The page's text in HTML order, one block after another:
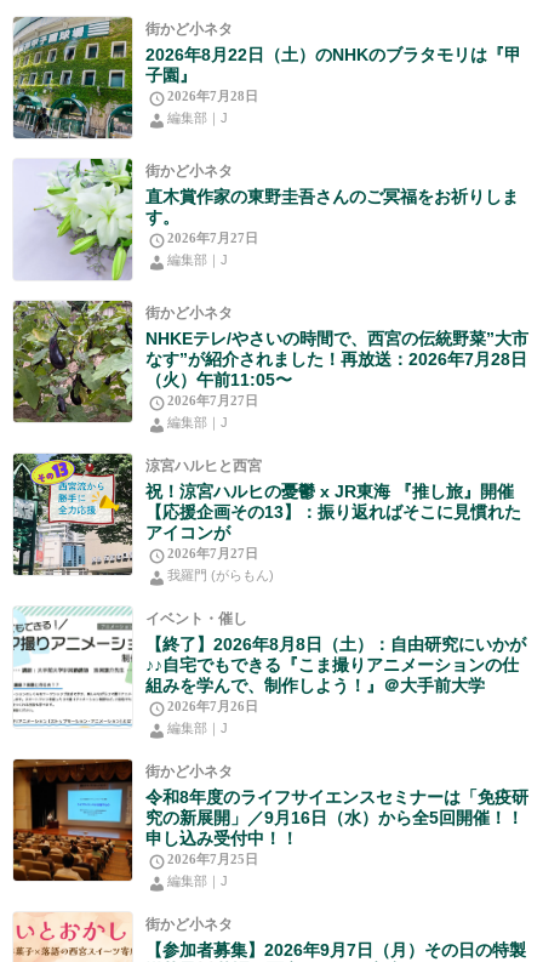
街かど小ネタ
2026年8月22日（土）のNHKのブラタモリは『甲
子園』
2026年7月28日
編集部｜J
街かど小ネタ
直木賞作家の東野圭吾さんのご冥福をお祈りしま
す。
2026年7月27日
編集部｜J
街かど小ネタ
NHKEテレ/やさいの時間で、西宮の伝統野菜”大市
なす”が紹介されました！再放送：2026年7月28日
（火）午前11:05〜
2026年7月27日
編集部｜J
涼宮ハルヒと西宮
祝！涼宮ハルヒの憂鬱 x JR東海 『推し旅』開催
【応援企画その13】：振り返ればそこに見慣れた
アイコンが
2026年7月27日
我羅門 (がらもん)
イベント・催し
【終了】2026年8月8日（土）：自由研究にいかが
♪♪自宅でもできる『こま撮りアニメーションの仕
組みを学んで、制作しよう！』＠大手前大学
2026年7月26日
編集部｜J
街かど小ネタ
令和8年度のライフサイエンスセミナーは「免疫研
究の新展開」／9月16日（水）から全5回開催！！
申し込み受付中！！
2026年7月25日
編集部｜J
街かど小ネタ
【参加者募集】2026年9月7日（月）その日の特製